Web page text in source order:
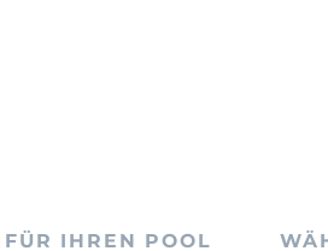
IHREN POOL